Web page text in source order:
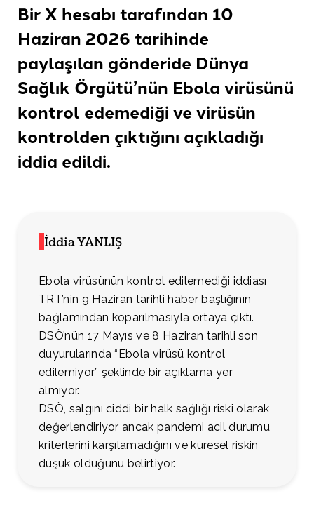
Bir X hesabı tarafından 10
Haziran 2026 tarihinde
paylaşılan gönderide Dünya
Sağlık Örgütü’nün Ebola virüsünü
kontrol edemediği ve virüsün
kontrolden çıktığını açıkladığı
iddia edildi.
İddia YANLIŞ
Ebola virüsünün kontrol edilemediği iddiası
TRT’nin 9 Haziran tarihli haber başlığının
bağlamından koparılmasıyla ortaya çıktı.
DSÖ’nün 17 Mayıs ve 8 Haziran tarihli son
duyurularında “Ebola virüsü kontrol
edilemiyor” şeklinde bir açıklama yer
almıyor.
DSÖ, salgını ciddi bir halk sağlığı riski olarak
değerlendiriyor ancak pandemi acil durumu
kriterlerini karşılamadığını ve küresel riskin
düşük olduğunu belirtiyor.